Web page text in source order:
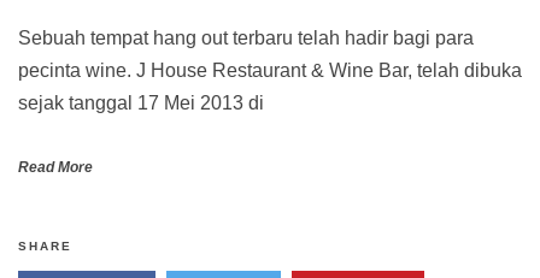
Sebuah tempat hang out terbaru telah hadir bagi para
pecinta wine. J House Restaurant & Wine Bar, telah dibuka
sejak tanggal 17 Mei 2013 di
Read More
SHARE